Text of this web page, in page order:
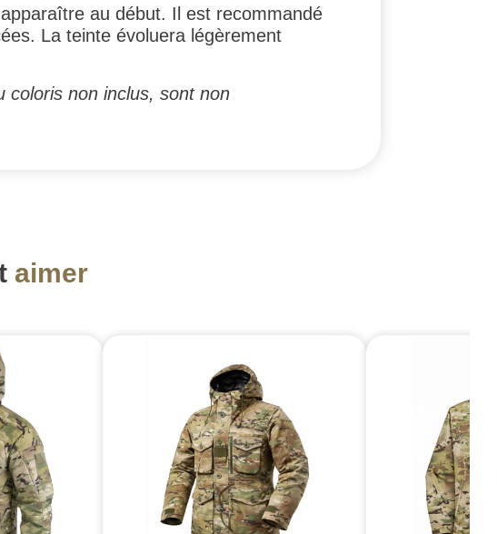
au début. Il est recommandé
La teinte évoluera légèrement
coloris non inclus, sont non
aimer